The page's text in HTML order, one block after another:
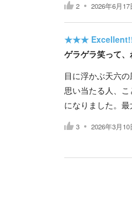
2 2026年6月17
★★★
ゲラゲラ笑って、
目に浮かぶ天六の
思い当たる人、
になりました。最
3 2026年3月10